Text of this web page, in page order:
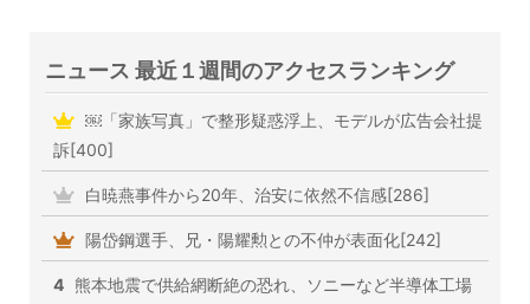
ニュース 最近１週間のアクセスランキング
￼「家族写真」で整形疑惑浮上、モデルが広告会社提
訴[400]
白暁燕事件から20年、治安に依然不信感[286]
陽岱鋼選手、兄・陽耀勲との不仲が表面化[242]
4 熊本地震で供給網断絶の恐れ、ソニーなど半導体工場